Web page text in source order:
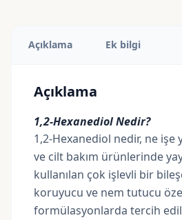
Açıklama Ek bilgi
Açıklama
1,2-Hexanediol Nedir?
1,2-Hexanediol nedir, ne işe
ve cilt bakım ürünlerinde
kullanılan çok işlevli bir
koruyucu ve nem tutucu
formülasyonlarda tercih